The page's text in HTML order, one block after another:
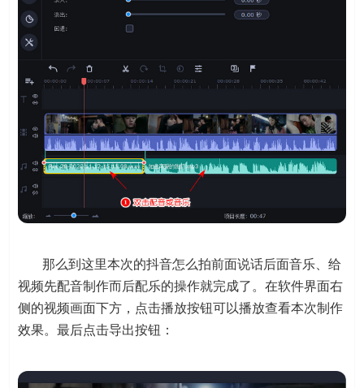
那么到这里本次的抖音怎么拍前面说话后面音乐、给
视频先配音制作而后配乐的操作就完成了。在软件界面右
侧的视频画面下方，点击播放按钮可以播放查看本次制作
效果。最后点击导出按钮：